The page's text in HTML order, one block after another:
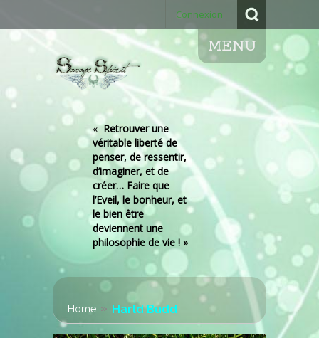
Connexion
MENU
«Retrouver une
véritable liberté de
penser, de ressentir,
d’imaginer, et de
créer… Faire que
l’Eveil, le bonheur, et
le bien être
deviennent une
philosophie de vie ! »
Home Harld Budd